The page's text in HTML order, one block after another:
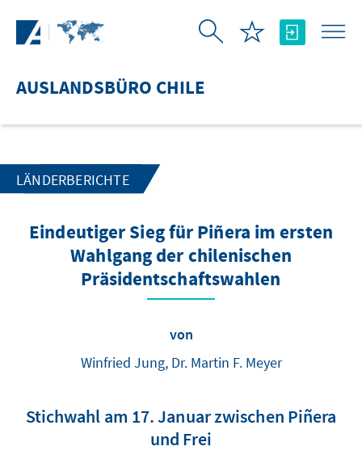
AUSLANDSBÜRO CHILE
LÄNDERBERICHTE
Eindeutiger Sieg für Piñera im ersten
Wahlgang der chilenischen
Präsidentschaftswahlen
von
Winfried Jung, Dr. Martin F. Meyer
Stichwahl am 17. Januar zwischen Piñera
und Frei